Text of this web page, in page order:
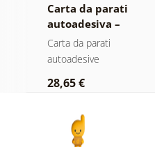
Carta da parati
autoadesiva –
Foglie con
sfumatura
Carta da parati
autoadesive
28,65 €